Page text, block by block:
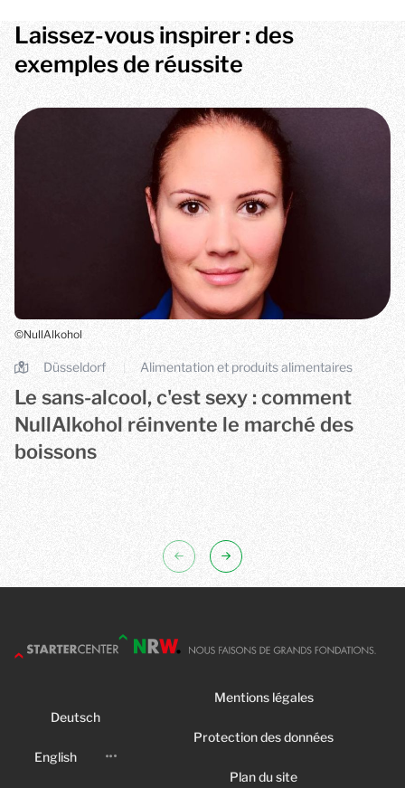
Laissez-vous inspirer : des
exemples de réussite
©NullAlkohol
Düsseldorf Alimentation et produits alimentaires
Le sans-alcool, c'est sexy : comment
NullAlkohol réinvente le marché des
boissons
Deutsch
English
Mentions légales
Protection des données
Plan du site